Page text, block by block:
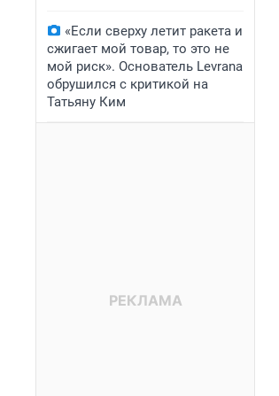
«Если сверху летит ракета и
сжигает мой товар, то это не
мой риск». Основатель Levrana
обрушился с критикой на
Татьяну Ким